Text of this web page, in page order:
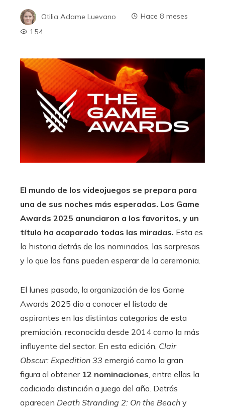
Otilia Adame Luevano
Hace 8 meses
154
El mundo de los videojuegos se prepara para
una de sus noches más esperadas. Los Game
Awards 2025 anunciaron a los favoritos, y un
título ha acaparado todas las miradas. Esta es
la historia detrás de los nominados, las sorpresas
y lo que los fans pueden esperar de la ceremonia.
El lunes pasado, la organización de los Game
Awards 2025 dio a conocer el listado de
aspirantes en las distintas categorías de esta
premiación, reconocida desde 2014 como la más
influyente del sector. En esta edición, Clair
Obscur: Expedition 33 emergió como la gran
figura al obtener 12 nominaciones , entre ellas la
codiciada distinción a juego del año. Detrás
aparecen Death Stranding 2: On the Beach y